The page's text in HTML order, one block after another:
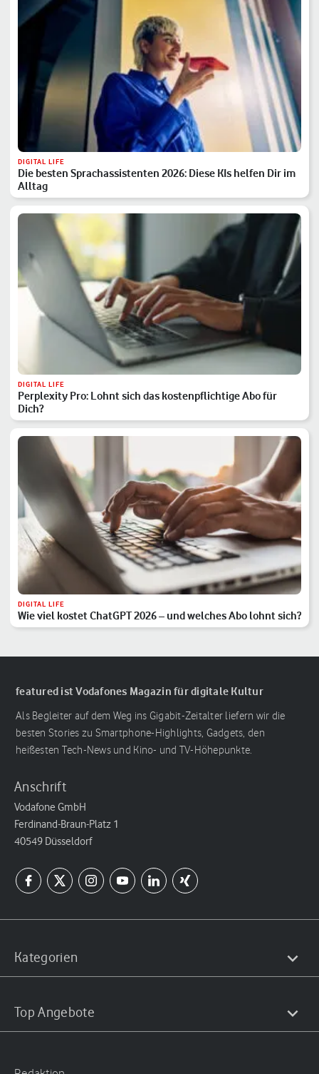
DIGITAL LIFE
Die besten Sprachassistenten 2026: Diese KIs helfen Dir im
Alltag
DIGITAL LIFE
Perplexity Pro: Lohnt sich das kostenpflichtige Abo für
Dich?
DIGITAL LIFE
Wie viel kostet ChatGPT 2026 – und welches Abo lohnt sich?
featured ist Vodafones Magazin für digitale Kultur
Als Begleiter auf dem Weg ins Gigabit-Zeitalter liefern wir die
besten Stories zu Smartphone-Highlights, Gadgets, den
heißesten Tech-News und Kino- und TV-Höhepunkte.
Anschrift
Vodafone GmbH
Ferdinand-Braun-Platz 1
40549 Düsseldorf
Kategorien
Top Angebote